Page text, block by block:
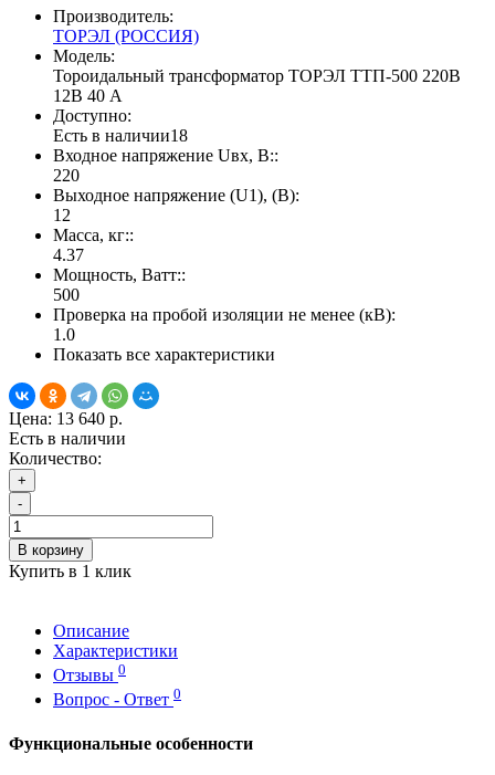
Производитель:
ТОРЭЛ (РОССИЯ)
Модель:
Тороидальный трансформатор ТОРЭЛ ТТП-500 220В
12В 40 А
Доступно:
Есть в наличии18
Входное напряжение Uвх, В::
220
Выходное напряжение (U1), (В):
12
Масса, кг::
4.37
Мощность, Ватт::
500
Проверка на пробой изоляции не менее (кВ):
1.0
Показать все характеристики
Цена: 13 640 р.
Есть в наличии
Количество:
+
-
В корзину
Купить в 1 клик
Описание
Характеристики
Отзывы 0
Вопрос - Ответ 0
Функциональные особенности